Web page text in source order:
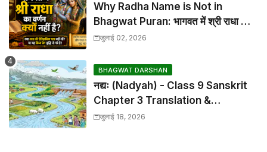
Why Radha Name is Not in
Bhagwat Puran: भागवत में श्री राधा का
वर्णन क्यों नहीं है?
जुलाई 02, 2026
BHAGWAT DARSHAN
नद्यः (Nadyah) - Class 9 Sanskrit
Chapter 3 Translation &
Solutions
जुलाई 18, 2026